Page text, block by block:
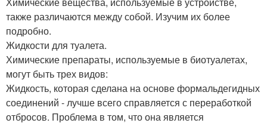
также различаются между собой. Изучим их более
подробно.
Жидкости для туалета.
Химические препараты, используемые в биотуалетах,
могут быть трех видов:
Жидкость, которая сделана на основе формальдегидных
соединений - лучше всего справляется с переработкой
отбросов. Проблема в том, что она является